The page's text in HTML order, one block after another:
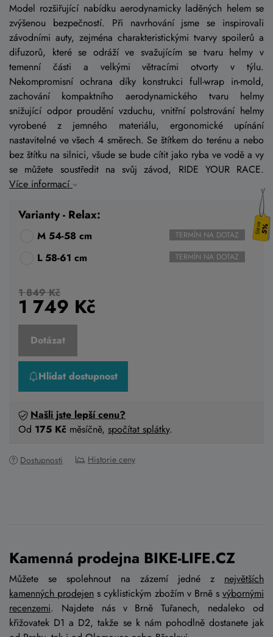
Model rozšiřující nabídku aerodynamicky laděných helem se
zvýšenou bezpečností. Při navrhování jsme se inspirovali
závodními auty, zejména charakteristickými tvarvy spoilerů a
difuzorů, které se odráží ve svažujícím se tvaru helmy v
temenní části a velkými větracími otvorty v týlu.
Nekompromisní ochrana díky konstrukci full-wrap in-mold,
zachování kompaktního aerodynamického tvaru helmy
snižující odpor proudění vzduchu, vnitřní polstrování helmy
vyrobené z jemného materiálu, ergonomické upínání
nastavitelné ve všech 4 směrech. Se štítkem do terénu a nebo
bez štítku na silnici, všude se bude cítit jako ryba ve vodě a vy
se můžete soustředit na svůj závod, RIDE YOUR RACE.
Více informací
5%
Varianty - Relax:
M 54-58 cm TERMÍN NA DOTAZ
L 58-61 cm TERMÍN NA DOTAZ
1 849 Kč
1 749 Kč
Dotázat
Hlídat dostupnost
Našli jste lepší cenu?
Od 175 Kč měsíčně, spočítat splátky.
Dostupnosti Historie ceny
Kamenná prodejna BIKE-LIFE.CZ
Můžete se spolehnout na zázemí jedné z největších
kamenných prodejen s cyklistickým zbožím v Brně s výbornými
recenzemi. Najdete nás v Brně Tuřanech, nedaleko od
křižovatek D1 a D2, takže se k nám pohodlně dostanete jak